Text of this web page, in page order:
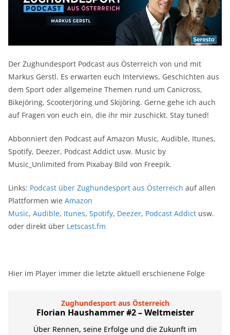
Der Zughundesport Podcast aus Österreich von und mit
Markus Gerstl. Es erwarten euch Interviews, Geschichten aus
dem Sport oder allgemeine Themen rund um Canicross,
Bikejöring, Scooterjöring und Skijöring. Gerne gehe ich auch
auf Fragen von euch ein, die ihr mir zuschickt. Stay tuned!
Abbonniert den Podcast auf Amazon Music, Audible, Itunes,
Spotify, Deezer, Podcast Addict usw. Music by
Music_Unlimited from Pixabay Bild von Freepik.
Links: Podcast über Zughundesport aus Österreich auf allen
Plattformen wie Amazon
Music, Audible, Itunes, Spotify, Deezer, Podcast Addict usw.
oder direkt über Letscast.fm
Hier im Player immer die letzte aktuell erschienene Folge